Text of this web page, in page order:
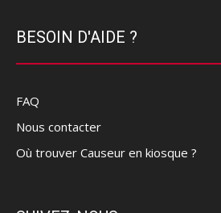
BESOIN D'AIDE ?
FAQ
Nous contacter
Où trouver Causeur en kiosque ?